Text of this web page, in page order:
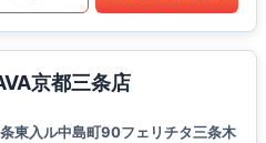
京都三条店
東入ル中島町90フェリチタ三条木